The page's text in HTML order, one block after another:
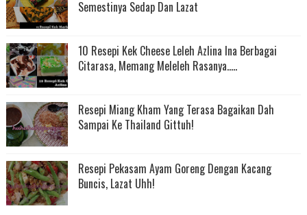
Semestinya Sedap Dan Lazat
10 Resepi Kek Cheese Leleh Azlina Ina Berbagai
Citarasa, Memang Meleleh Rasanya.....
Resepi Miang Kham Yang Terasa Bagaikan Dah
Sampai Ke Thailand Gittuh!
Resepi Pekasam Ayam Goreng Dengan Kacang
Buncis, Lazat Uhh!